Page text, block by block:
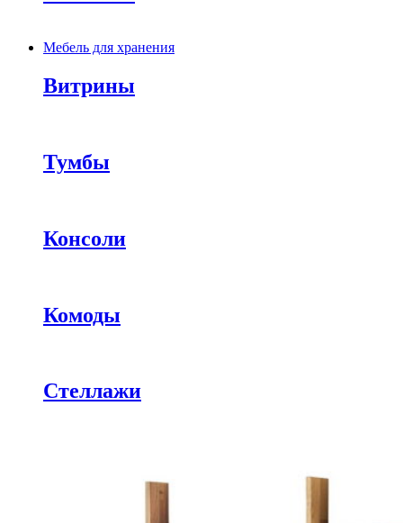
Мебель для хранения
Витрины
Тумбы
Консоли
Комоды
Стеллажи